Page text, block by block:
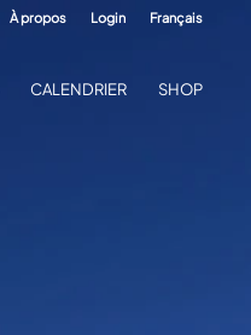
À propos Login Français
CALENDRIER SHOP